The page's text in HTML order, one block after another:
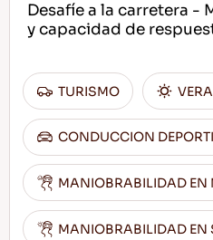
Desafíe a la carretera -
y capacidad de
TURISMO
CONDUCCION
MANIOBRABILIDAD
MANIOBRABILIDAD EN